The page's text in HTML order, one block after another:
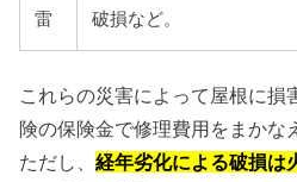
雷
破損など。
これらの災害によって屋根に損
険の保険金で修理費用をまかな
ただし、経年劣化による破損は